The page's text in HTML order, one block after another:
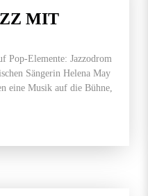
MIT
Pop-Elemente: Jazzodrom
Sängerin Helena May
eine Musik auf die Bühne,